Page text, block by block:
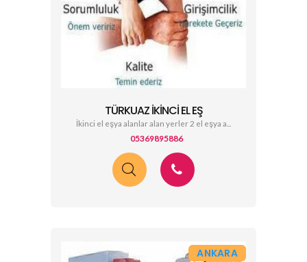
TÜRKUAZ İKINCI EL EŞ
İkinci el eşya alanlar alan yerler 2 el eşya a...
05369895886
ANKARA